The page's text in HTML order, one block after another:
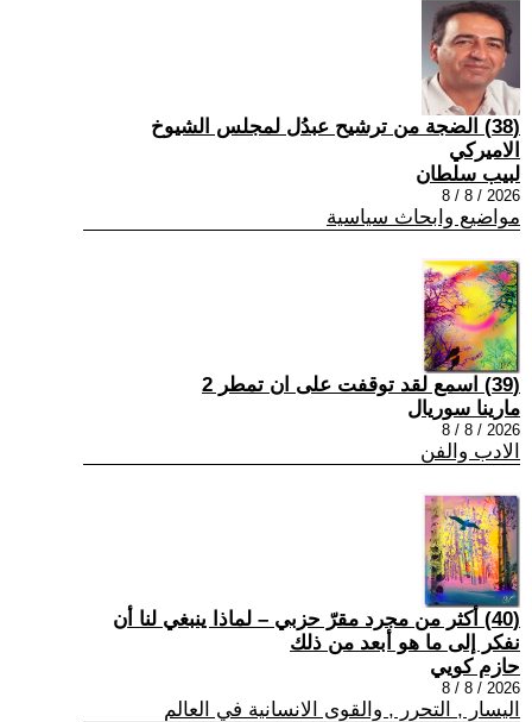
(38) الضجة من ترشيح عبدُل لمجلس الشيوخ
الاميركي
لبيب سلطان
2026 / 8 / 8
مواضيع وابحاث سياسية
(39) اسمع لقد توقفت على ان تمطر 2
مارينا سوريال
2026 / 8 / 8
الادب والفن
(40) أكثر من مجرد مقرّ حزبي – لماذا ينبغي لنا أن
نفكر إلى ما هو أبعد من ذلك
حازم كويي
2026 / 8 / 8
اليسار , التحرر , والقوى الانسانية في العالم